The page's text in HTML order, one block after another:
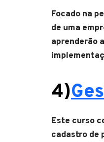
Focado na
de uma
aprenderão
4)
Este curso
cadastro de